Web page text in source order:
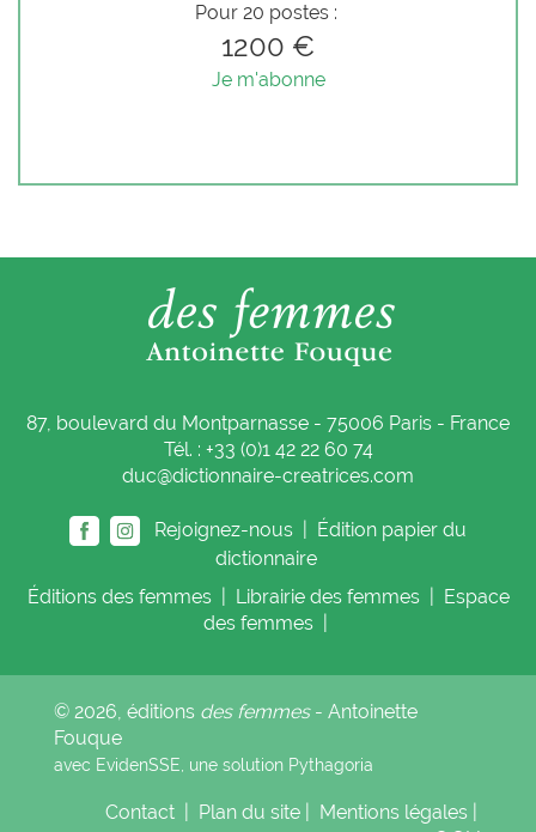
Pour 20 postes :
1200 €
Je m'abonne
87, boulevard du Montparnasse - 75006 Paris - France
Tél. : +33 (0)1 42 22 60 74
duc@dictionnaire-creatrices.com
Rejoignez-nous |
Édition papier du
dictionnaire
Éditions des femmes Librairie des femmes
Espace
des femmes
© 2026, éditions des femmes- Antoinette
Fouque
avec EvidenSSE, une solution Pythagoria
Contact Plan du site Mentions légales